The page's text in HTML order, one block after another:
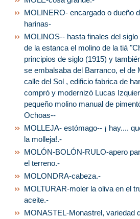
MOLINERO- encargado o dueño
harinas-
MOLINOS-- hasta finales del
de la estanca el molino de la tiá
principios de siglo (1915) y
se embalsaba del Barranco, el de
calle del Sol , edificio fabrica de
compró y modernizó Lucas
pequeño molino manual de
Ochoas--
MOLLEJA- estómago-- ¡ hay....
la molleja!.-
MOLÓN-BOLÓN-RULO-apero
el terreno.-
MOLONDRA-cabeza.-
MOLTURAR-moler la oliva en el
aceite.-
MONASTEL-Monastrel, variedad